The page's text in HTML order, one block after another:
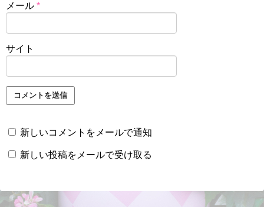
メール *
サイト
新しいコメントをメールで通知
新しい投稿をメールで受け取る